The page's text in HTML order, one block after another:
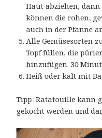
Haut abziehen,
können die rohen,
auch in der Pfanne
Alle Gemüsesorten
Topf füllen, die
hinzufügen. 30
Heiß oder kalt mit
Tipp: Ratatouille kann
gekocht werden und